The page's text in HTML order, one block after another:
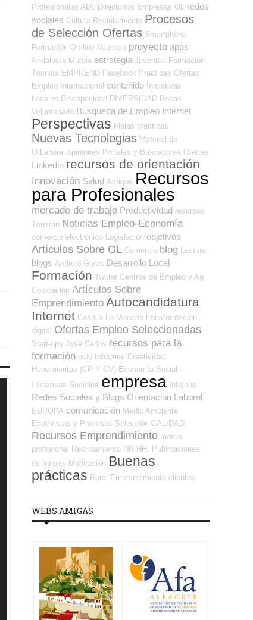
Profesionales ADL
Directorios Empresas OL
redes
sociales Cultura Reclutamiento Procesos
de Selección Ofertas Smartphone
Formación On-line Valencia proyecto apps
Andalucía Murcia estrategia Juventud Formación
Técnica EMPREND Facebook Prácticas Ofertas
Empleo Internacional contenido Iniciativas
Locales Discapacidad DIVERSIDAD Becas
Voluntariado Búsqueda de Empleo Internet
Perspectivas Malas prácticas
Nuevas Tecnologias Material de
O.Laboral opiniones Portales y Buscadores Ofertas
Linkedin recursos de orientación
Innovación Salud Amigos Recursos
para Profesionales
mercado de trabajo Productividad recursos
Turismo Noticias Empleo-Economía
comercio electrónico Legislación objetivos
Artículos Sobre OL Comercio blog Lectura
blogs Android Guías Desarrollo Local
Formación Twitter Centros de Empleo y Ag.
Colocación Artículos Sobre
Emprendimiento Autocandidatura
Internet Castilla La Mancha transformación
digital Ofertas Empleo Seleccionadas
Start-ups José Carlos recursos para la
formación ocio Informes Creatividad
Herramientas (CP Y CV) Economía Social -
Iniciativas Sociales empresa Infojobs
Redes Sociales y Blogs Orientación Laboral
EUROPA comunicación Medio Ambiente
Entrevistas y Procesos Selección CALIDAD
Recursos Emprendimiento marca
profesional
Reclutamiento RR.HH.
Publicaciones
de Interés Motivación Buenas
prácticas Rural Emprendimiento clientes
WEBS AMIGAS